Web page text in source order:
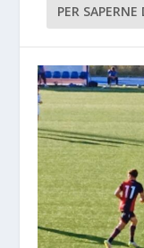
PER SAPERNE